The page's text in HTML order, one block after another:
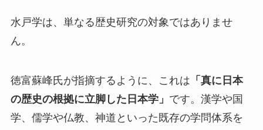
水戸学は、単なる歴史研究の対象ではありませ
ん。
徳富蘇峰氏が指摘するように、これは 「真に日本
の歴史の根拠に立脚した日本学」 です。漢学や国
学、儒学や仏教、神道といった既存の学問体系を